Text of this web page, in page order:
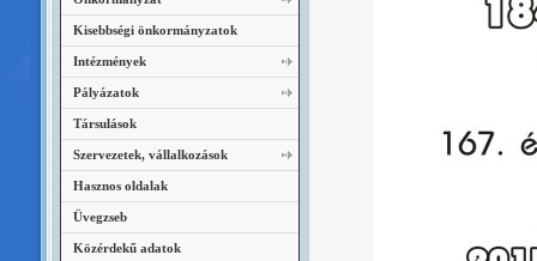
Kisebbségi önkormányzatok
Intézmények
Pályázatok
Társulások
Szervezetek, vállalkozások
Hasznos oldalak
Üvegzseb
Közérdekű adatok